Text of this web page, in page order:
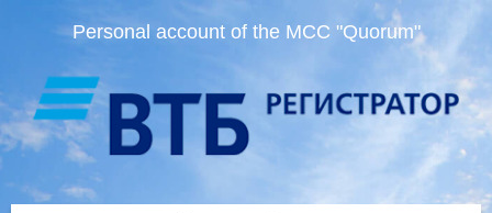
Personal account of the MCC "Quorum"